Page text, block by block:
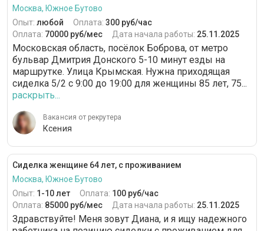
Москва, Южное Бутово
Опыт: любой Оплата: 300 руб/час
Оплата: 70000 руб/мес Дата начала работы: 25.11.2025
Московская область, посёлок Боброва, от метро
бульвар Дмитрия Донского 5-10 минут езды на
маршрутке. Улица Крымская. Нужна приходящая
сиделка 5/2 с 9:00 до 19:00 для женщины 85 лет, 75...
раскрыть...
Вакансия от рекрутера
Ксения
Сиделка женщине 64 лет, с проживанием
Москва, Южное Бутово
Опыт: 1-10 лет Оплата: 100 руб/час
Оплата: 85000 руб/мес Дата начала работы: 25.11.2025
Здравствуйте! Меня зовут Диана, и я ищу надежного